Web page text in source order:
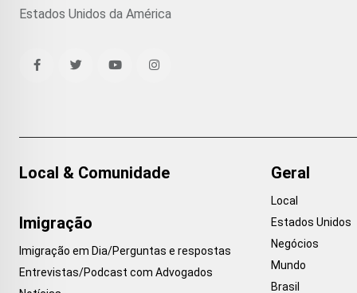
Estados Unidos da América
Local & Comunidade
Imigração
Imigração em Dia/Perguntas e respostas
Entrevistas/Podcast com Advogados
Geral
Local
Estados Unidos
Negócios
Mundo
Brasil